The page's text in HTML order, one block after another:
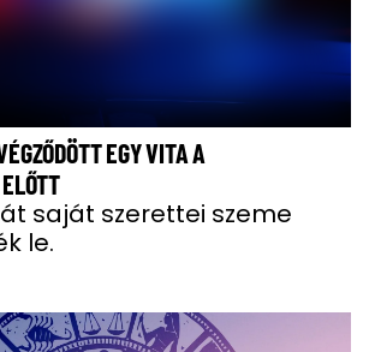
EGY VITA A
saját szerettei szeme
le.